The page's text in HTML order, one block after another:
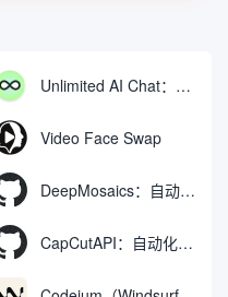
Unlimited AI Chat：免费无限制的AI聊天工具
Video Face Swap
DeepMosaics：自动去除图像和视频中的马赛克，或向其添加马赛克
CapCutAPI：自动化控制CapCut视频剪辑的开源工具